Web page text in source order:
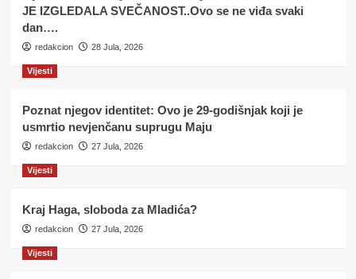
JE IZGLEDALA SVEČANOST..Ovo se ne viđa svaki
dan….
redakcion 28 Jula, 2026
Vijesti
Poznat njegov identitet: Ovo je 29-godišnjak koji je
usmrtio nevjenčanu suprugu Maju
redakcion 27 Jula, 2026
Vijesti
Kraj Haga, sloboda za Mladića?
redakcion 27 Jula, 2026
Vijesti